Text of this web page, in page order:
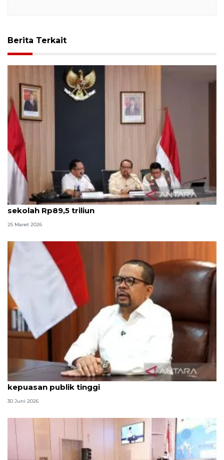
Berita Terkait
Pemerintah usul tambahan anggaran revitalisasi
sekolah Rp89,5 triliun
25 Maret 2026
Qodari: Pemerintah tak puas diri meski tingkat
kepuasan publik tinggi
30 Juni 2026